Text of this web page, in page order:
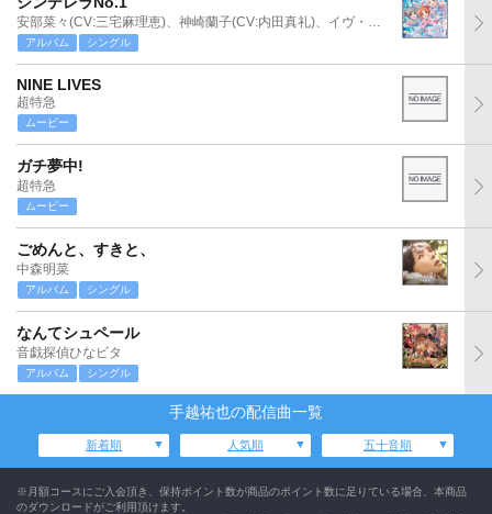
安部菜々(CV:三宅麻理恵)、神崎蘭子(CV:内田真礼)、イヴ・サンタクロース(CV:松永あかね)
アルバム シングル
NINE LIVES
超特急
ムービー
ガチ夢中!
超特急
ムービー
ごめんと、すきと、
中森明菜
アルバム シングル
なんてシュペール
音戯探偵ひなビタ
アルバム シングル
手越祐也の配信曲一覧
新着順 人気順 五十音順
※月額コースにご入会頂き、保持ポイント数が商品のポイント数に足りている場合、本商品
のダウンロードがご利用頂けます。